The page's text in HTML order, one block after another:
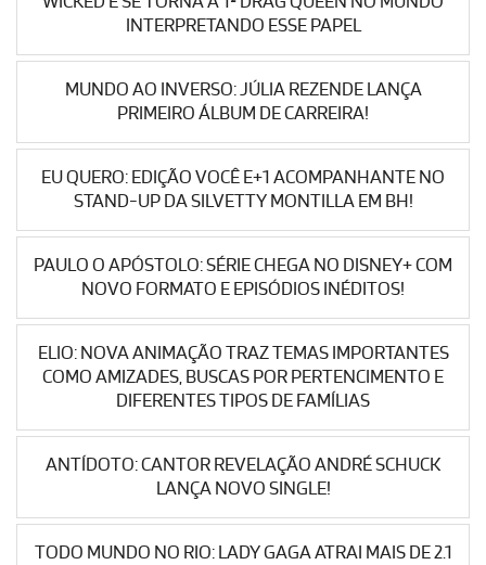
INTERPRETANDO ESSE PAPEL
MUNDO AO INVERSO: JÚLIA REZENDE LANÇA
PRIMEIRO ÁLBUM DE CARREIRA!
EU QUERO: EDIÇÃO VOCÊ E+1 ACOMPANHANTE NO
STAND-UP DA SILVETTY MONTILLA EM BH!
PAULO O APÓSTOLO: SÉRIE CHEGA NO DISNEY+ COM
NOVO FORMATO E EPISÓDIOS INÉDITOS!
ELIO: NOVA ANIMAÇÃO TRAZ TEMAS IMPORTANTES
COMO AMIZADES, BUSCAS POR PERTENCIMENTO E
DIFERENTES TIPOS DE FAMÍLIAS
ANTÍDOTO: CANTOR REVELAÇÃO ANDRÉ SCHUCK
LANÇA NOVO SINGLE!
TODO MUNDO NO RIO: LADY GAGA ATRAI MAIS DE 2.1